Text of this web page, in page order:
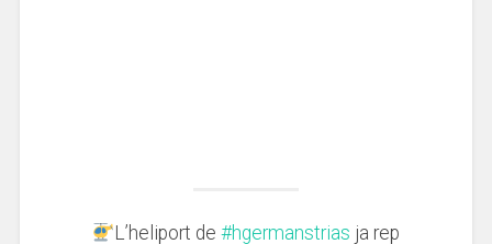
L’heliport de#hgermanstrias ja rep